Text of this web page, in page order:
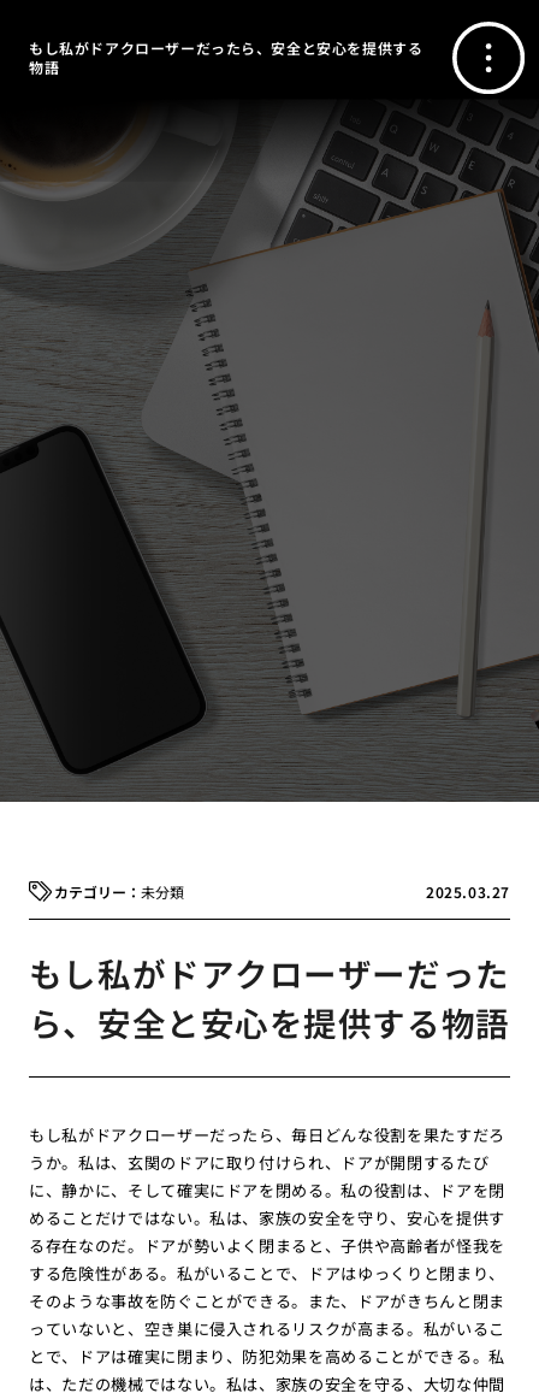
もし私がドアクローザーだったら、安全と安心を提供する
物語
2025.03.27
未分類
もし私がドアクローザーだった
ら、安全と安心を提供する物語
もし私がドアクローザーだったら、毎日どんな役割を果たすだろ
うか。私は、玄関のドアに取り付けられ、ドアが開閉するたび
に、静かに、そして確実にドアを閉める。私の役割は、ドアを閉
めることだけではない。私は、家族の安全を守り、安心を提供す
る存在なのだ。ドアが勢いよく閉まると、子供や高齢者が怪我を
する危険性がある。私がいることで、ドアはゆっくりと閉まり、
そのような事故を防ぐことができる。また、ドアがきちんと閉ま
っていないと、空き巣に侵入されるリスクが高まる。私がいるこ
とで、ドアは確実に閉まり、防犯効果を高めることができる。私
は、ただの機械ではない。私は、家族の安全を守る、大切な仲間